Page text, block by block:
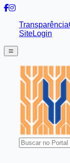
Transparência
SiteLogin